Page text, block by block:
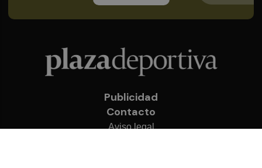
Publicidad
Contacto
Aviso legal